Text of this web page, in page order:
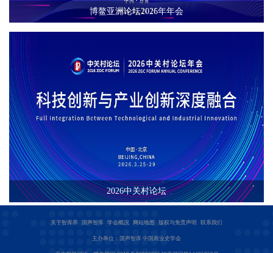
博鳌亚洲论坛2026年年会
2026中关村论坛
关于智库界 国声智库 学会概况 网站地图 版权与免责声明 联系我们
主办单位：国声智库 中国商业史学会